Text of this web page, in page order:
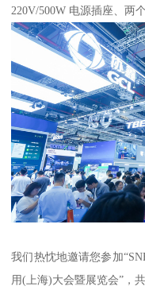
220V/500W 电源插座、两
我们热忱地邀请您参加
用(上海)大会暨展览会”，